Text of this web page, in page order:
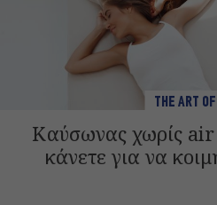
THE ART
Καύσωνας χωρίς
κάνετε για να